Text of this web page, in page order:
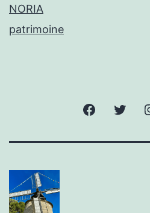
NORIA
patrimoine
Facebook